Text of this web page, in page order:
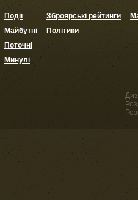
Події
Майбутні
Поточні
Минулі
Зброярські рейтинги
Політики